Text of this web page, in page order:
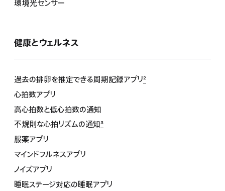
環境光センサー
健康とウ ェ ル ネ ス
過去の排卵を推定できる周期記録アプリ2
心拍数アプリ
高心拍数と低心拍数の通知
不規則な心拍リズムの通知3
服薬アプリ
マインドフルネスアプリ
ノイズアプリ
睡眠ステージ対応の睡眠アプリ